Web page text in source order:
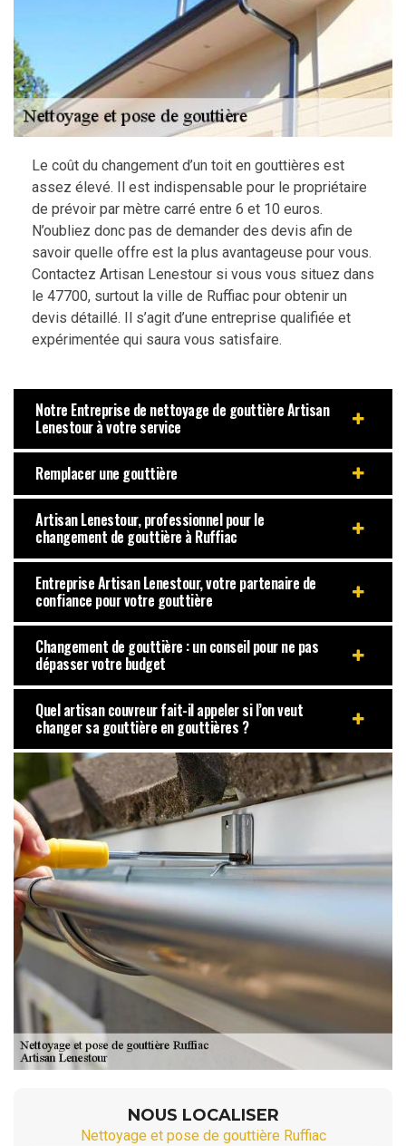
Le coût du changement d’un toit en gouttières est
assez élevé. Il est indispensable pour le propriétaire
de prévoir par mètre carré entre 6 et 10 euros.
N’oubliez donc pas de demander des devis afin de
savoir quelle offre est la plus avantageuse pour vous.
Contactez Artisan Lenestour si vous vous situez dans
le 47700, surtout la ville de Ruffiac pour obtenir un
devis détaillé. Il s’agit d’une entreprise qualifiée et
expérimentée qui saura vous satisfaire.
Notre Entreprise de nettoyage de gouttière Artisan
Lenestour à votre service
Remplacer une gouttière
Artisan Lenestour, professionnel pour le
changement de gouttière à Ruffiac
Entreprise Artisan Lenestour, votre partenaire de
confiance pour votre gouttière
Changement de gouttière : un conseil pour ne pas
dépasser votre budget
Quel artisan couvreur fait-il appeler si l’on veut
changer sa gouttière en gouttières ?
NOUS LOCALISER
Nettoyage et pose de gouttière Ruffiac